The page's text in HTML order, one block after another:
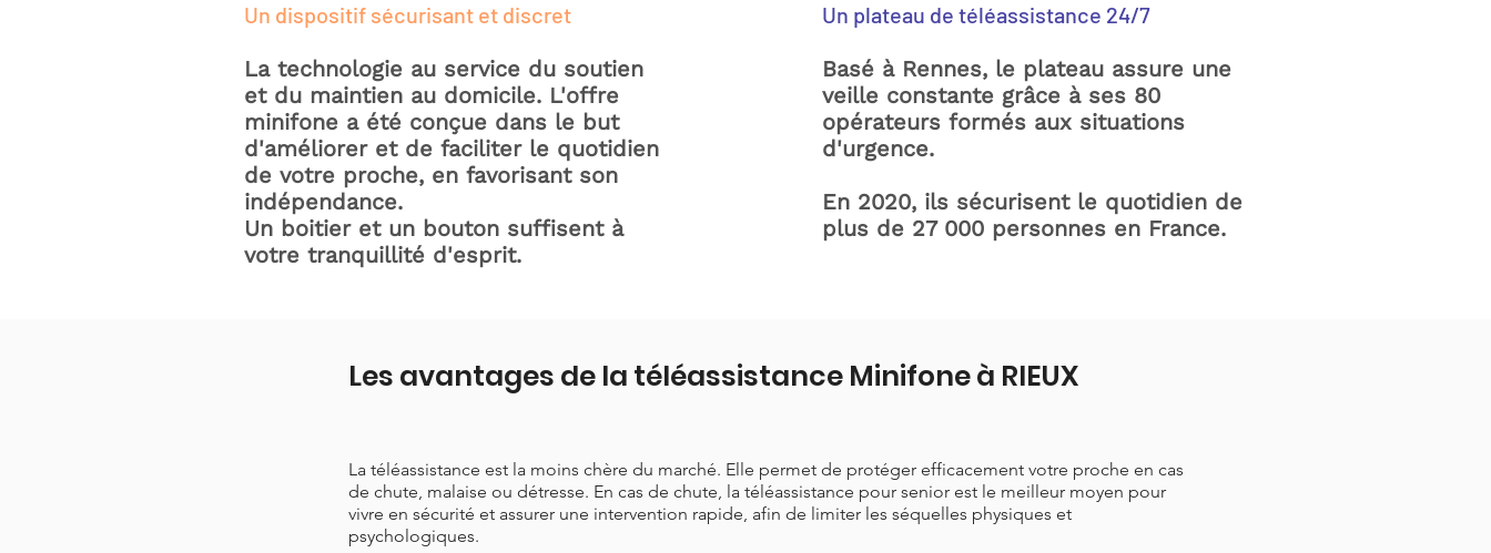
Un dispositif sécurisant et discret
La technologie au service du soutien
et du maintien au domicile. L'offre
minifone a été conçue dans le but
d'améliorer et de faciliter le quotidien
de votre proche, en favorisant son
indépendance.
Un boitier et un bouton suffisent à
votre tranquillité d'esprit.
Un plateau de téléassistance 24/7
Basé à Rennes, le plateau assure une
veille constante grâce à ses 80
opérateurs formés aux situations
d'urgence.
En 2020, ils sécurisent le quotidien de
plus de 27 000 personnes en France.
Les avantages de la téléassistance Minifone à RIEUX
La téléassistance est la moins chère du marché. Elle permet de protéger efficacement votre proche en cas
de chute, malaise ou détresse. En cas de chute, la téléassistance pour senior est le meilleur moyen pour
vivre en sécurité et assurer une intervention rapide, afin de limiter les séquelles physiques et
psychologiques.